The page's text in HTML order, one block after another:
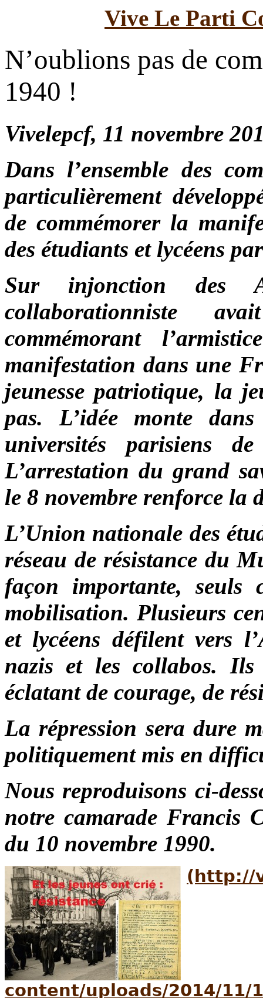
Vive Le Parti
N’oublions pas de
1940 !
Vivelepcf, 11 novembre
Dans l’ensemble des
particulièrement
de commémorer la
des étudiants et lycéens
Sur injonction des
collaborationniste
commémorant
manifestation dans une
jeunesse patriotique, la
pas. L’idée monte
universités parisiens
L’arrestation du grand
le 8 novembre renforce la
L’Union nationale des
réseau de résistance du
façon importante, seuls
mobilisation. Plusieurs
et lycéens défilent vers
nazis et les collabos.
éclatant de courage, de
La répression sera dure
politiquement mis en
Nous reproduisons ci-
notre camarade Francis
du 10 novembre 1990.